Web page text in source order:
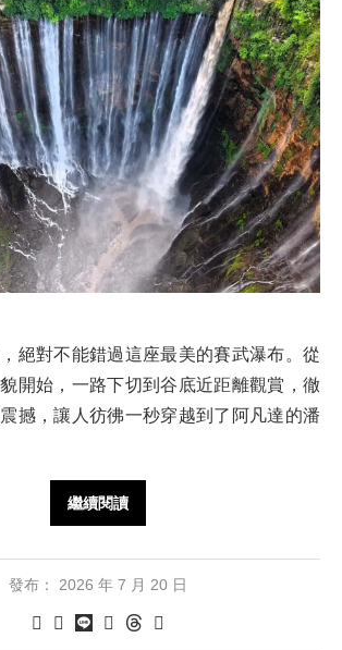
絕對不能錯過這座最美的賽武瀑布。從
開始，一路下切到谷底近距離觀賞，徹
撼，讓人彷彿一秒穿越到了阿凡達的潘
繼續閱讀
發布： 2026 年 7 月 20 日